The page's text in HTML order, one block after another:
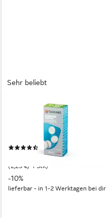
Sehr beliebt
TCZ6004 Entkalker (4-St.
Entkalkungstabletten geeignet
für alle Tassimo Baureihen)
(126)
9,99 €
(2,25 €/ 1 Stk)
-10%
lieferbar - in 1-2 Werktagen bei dir